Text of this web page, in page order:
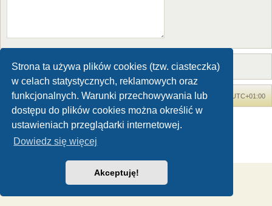
Strona ta używa plików cookies (tzw. ciasteczka)
w celach statystycznych, reklamowych oraz
funkcjonalnych. Warunki przechowywania lub
dostępu do plików cookies można określić w
ustawieniach przeglądarki internetowej.
Dowiedz się więcej
Akceptuję!
Forum Dinozaury.com Strona główna Strefa czasowa UTC+01:00
Technologię dostarczaphpBB® Forum Software © phpBB Limited
Polski pakiet językowy dostarcza